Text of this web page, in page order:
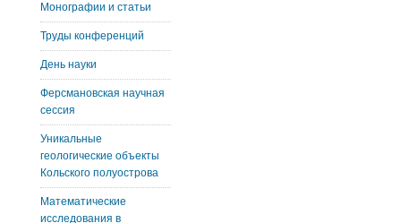
Монографии и статьи
Труды конференций
День науки
Ферсмановская научная
сессия
Уникальные
геологические объекты
Кольского полуострова
Математические
исследования в